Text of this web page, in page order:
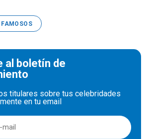
al boletín de
titulares sobre tus celebridades
en tu email